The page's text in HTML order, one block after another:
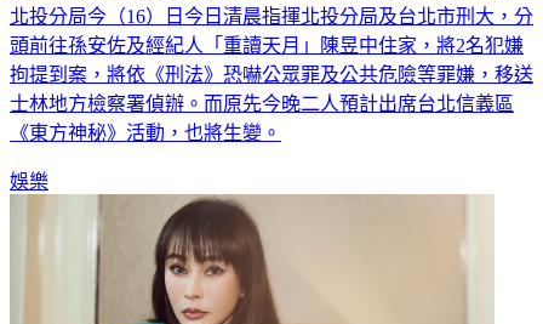
北投分局今（16）日今日清晨指揮北投分局及台北市刑大，分
頭前往孫安佐及經紀人「重讀天月」陳昱中住家，將2名犯嫌
拘提到案，將依《刑法》恐嚇公眾罪及公共危險等罪嫌，移送
士林地方檢察署偵辦。而原先今晚二人預計出席台北信義區
《東方神秘》活動，也將生變。
娛樂